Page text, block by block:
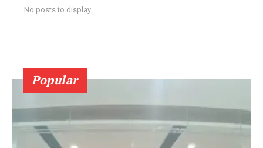
No posts to display
Popular